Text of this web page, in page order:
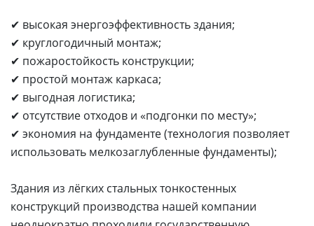
✔ высокая энергоэффективность здания;
✔ круглогодичный монтаж;
✔ пожаростойкость конструкции;
✔ простой монтаж каркаса;
✔ выгодная логистика;
✔ отсутствие отходов и «подгонки по месту»;
✔ экономия на фундаменте (технология позволяет
использовать мелкозаглубленные фундаменты);
Здания из лёгких стальных тонкостенных
конструкций производства нашей компании